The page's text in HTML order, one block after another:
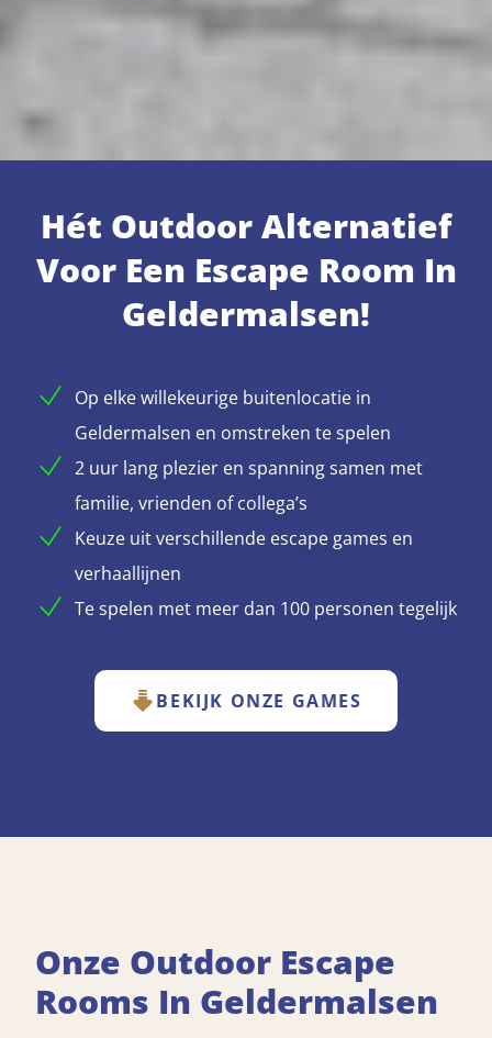
Hét Outdoor Alternatief
Voor Een Escape Room In
Geldermalsen!
Op elke willekeurige buitenlocatie in
Geldermalsen en omstreken te spelen
2 uur lang plezier en spanning samen met
familie, vrienden of collega’s
Keuze uit verschillende escape games en
verhaallijnen
Te spelen met meer dan 100 personen tegelijk
BEKIJK ONZE GAMES
Onze Outdoor Escape
Rooms In Geldermalsen